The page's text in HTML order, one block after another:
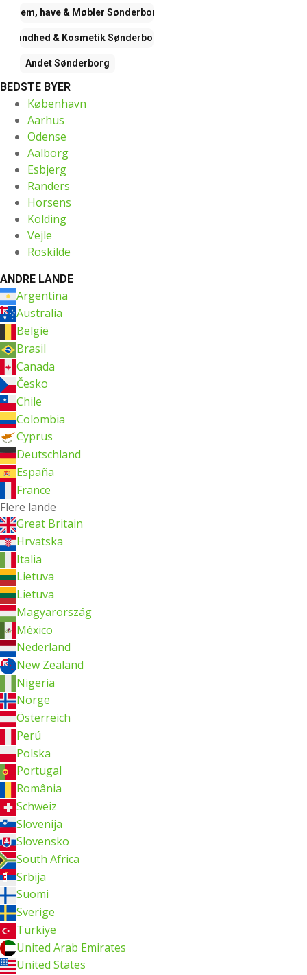
Hjem, have & Møbler Sønderborg
Sundhed & KosmetikSønderborg
AndetSønderborg
BEDSTE BYER
København
Aarhus
Odense
Aalborg
Esbjerg
Randers
Horsens
Kolding
Vejle
Roskilde
ANDRE LANDE
Argentina
Australia
België
Brasil
Canada
Česko
Chile
Colombia
Cyprus
Deutschland
España
France
Flere lande
Great Britain
Hrvatska
Italia
Lietuva
Lietuva
Magyarország
México
Nederland
New Zealand
Nigeria
Norge
Österreich
Perú
Polska
Portugal
România
Schweiz
Slovenija
Slovensko
South Africa
Srbija
Suomi
Sverige
Türkiye
United Arab Emirates
United States